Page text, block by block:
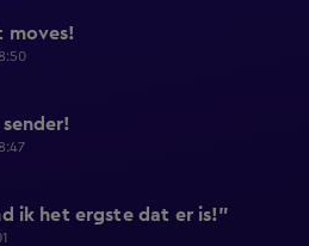
moves!
ik het ergste dat er is!"